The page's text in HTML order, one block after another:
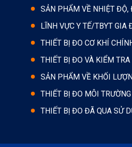
SẢN PHẨM VỀ NHIỆT ĐỘ,
LĨNH VỰC Y TẾ/TBYT GIA
THIẾT BỊ ĐO CƠ KHÍ
THIẾT BỊ ĐO VÀ KIỂM
SẢN PHẨM VỀ KHỐI
THIẾT BỊ ĐO MÔI TRƯỜNG
THIẾT BỊ ĐO ĐÃ QUA SỬ